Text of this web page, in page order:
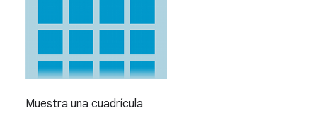
Muestra una cuadrícula